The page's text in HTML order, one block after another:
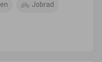
Jobrad